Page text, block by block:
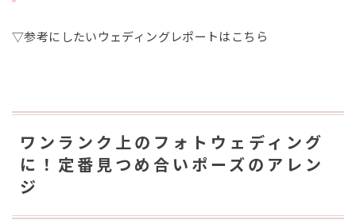
▽参考にしたいウェディングレポートはこちら
ワンランク上のフォトウェディング
に！定番見つめ合いポーズのアレン
ジ